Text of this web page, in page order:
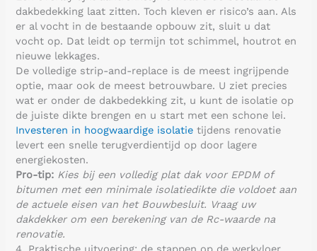
dakbedekking laat zitten. Toch kleven er risico’s aan. Als
er al vocht in de bestaande opbouw zit, sluit u dat
vocht op. Dat leidt op termijn tot schimmel, houtrot en
nieuwe lekkages.
De volledige strip-and-replace is de meest ingrijpende
optie, maar ook de meest betrouwbare. U ziet precies
wat er onder de dakbedekking zit, u kunt de isolatie op
de juiste dikte brengen en u start met een schone lei.
Investeren in hoogwaardige isolatie tijdens renovatie
levert een snelle terugverdientijd op door lagere
energiekosten.
Pro-tip: Kies bij een volledig plat dak voor EPDM of
bitumen met een minimale isolatiedikte die voldoet aan
de actuele eisen van het Bouwbesluit. Vraag uw
dakdekker om een berekening van de Rc-waarde na
renovatie.